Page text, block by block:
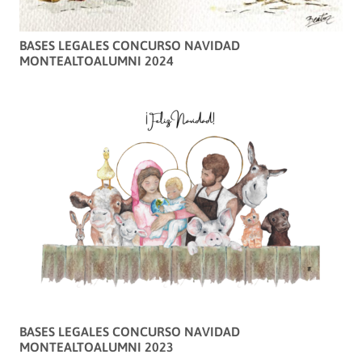
BASES LEGALES CONCURSO NAVIDAD
MONTEALTOALUMNI 2024
BASES LEGALES CONCURSO NAVIDAD
MONTEALTOALUMNI 2023